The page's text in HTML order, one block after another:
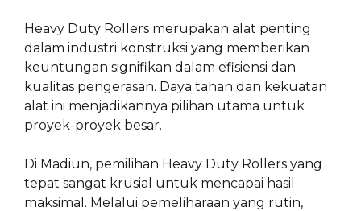
Heavy Duty Rollers merupakan alat penting
dalam industri konstruksi yang memberikan
keuntungan signifikan dalam efisiensi dan
kualitas pengerasan. Daya tahan dan kekuatan
alat ini menjadikannya pilihan utama untuk
proyek-proyek besar.
Di Madiun, pemilihan Heavy Duty Rollers yang
tepat sangat krusial untuk mencapai hasil
maksimal. Melalui pemeliharaan yang rutin,